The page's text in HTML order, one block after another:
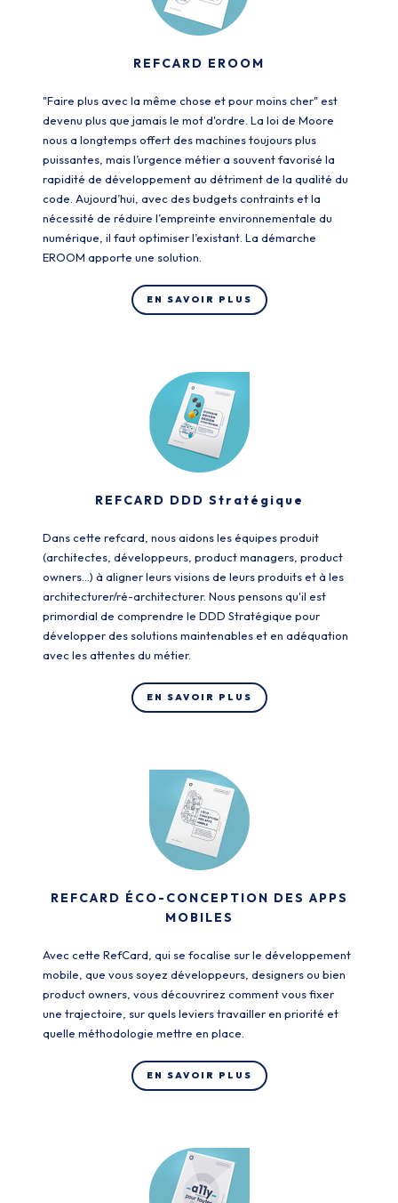
REFCARD EROOM
"Faire plus avec la même chose et pour moins cher" est
devenu plus que jamais le mot d'ordre. La loi de Moore
nous a longtemps offert des machines toujours plus
puissantes, mais l’urgence métier a souvent favorisé la
rapidité de développement au détriment de la qualité du
code. Aujourd’hui, avec des budgets contraints et la
nécessité de réduire l’empreinte environnementale du
numérique, il faut optimiser l’existant. La démarche
EROOM apporte une solution.
EN SAVOIR PLUS
REFCARD DDD Stratégique
Dans cette refcard, nous aidons les équipes produit
(architectes, développeurs, product managers, product
owners…) à aligner leurs visions de leurs produits et à les
architecturer/ré-architecturer. Nous pensons qu'il est
primordial de comprendre le DDD Stratégique pour
développer des solutions maintenables et en adéquation
avec les attentes du métier.
EN SAVOIR PLUS
REFCARD ÉCO-CONCEPTION DES APPS
MOBILES
Avec cette RefCard, qui se focalise sur le développement
mobile, que vous soyez développeurs, designers ou bien
product owners, vous découvrirez comment vous fixer
une trajectoire, sur quels leviers travailler en priorité et
quelle méthodologie mettre en place.
EN SAVOIR PLUS